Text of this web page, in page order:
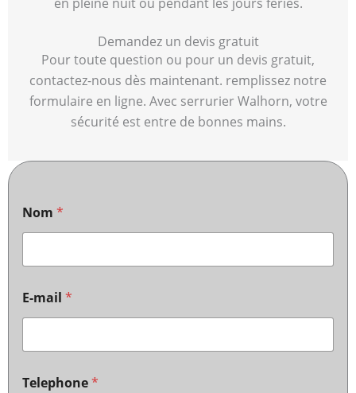
Demandez un devis gratuit
Pour toute question ou pour un devis gratuit,
contactez-nous dès maintenant. remplissez notre
formulaire en ligne. Avec serrurier Walhorn, votre
sécurité est entre de bonnes mains.
Nom *
E-mail *
Telephone*